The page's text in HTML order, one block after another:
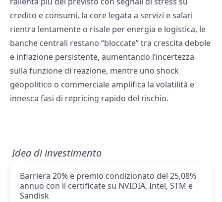
credito e consumi, la core legata a servizi e salari
rientra lentamente o risale per energia e logistica, le
banche centrali restano “bloccate” tra crescita debole
e inflazione persistente, aumentando l’incertezza
sulla funzione di reazione, mentre uno shock
geopolitico o commerciale amplifica la volatilità e
innesca fasi di repricing rapido del rischio.
Idea di investimento
Barriera 20% e premio condizionato del 25,08%
annuo con il certificate su NVIDIA, Intel, STM e
Sandisk